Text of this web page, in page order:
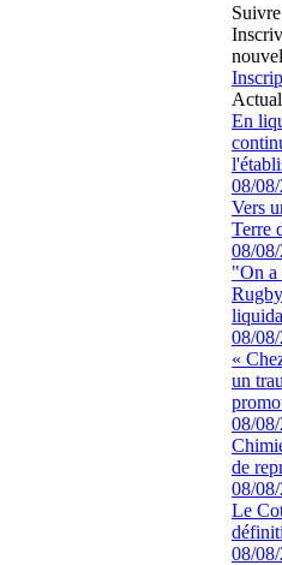
En
08/
Vers
Terre
08/
"On a
08/
«
un
08/
de
08/
Le
08/